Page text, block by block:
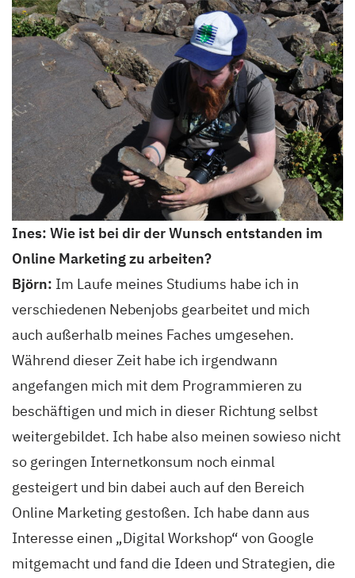
Ines: Wie ist bei dir der Wunsch entstanden im
Online Marketing zu arbeiten?
Björn: Im Laufe meines Studiums habe ich in
verschiedenen Nebenjobs gearbeitet und mich
auch außerhalb meines Faches umgesehen.
Während dieser Zeit habe ich irgendwann
angefangen mich mit dem Programmieren zu
beschäftigen und mich in dieser Richtung selbst
weitergebildet. Ich habe also meinen sowieso nicht
so geringen Internetkonsum noch einmal
gesteigert und bin dabei auch auf den Bereich
Online Marketing gestoßen. Ich habe dann aus
Interesse einen „Digital Workshop“ von Google
mitgemacht und fand die Ideen und Strategien, die